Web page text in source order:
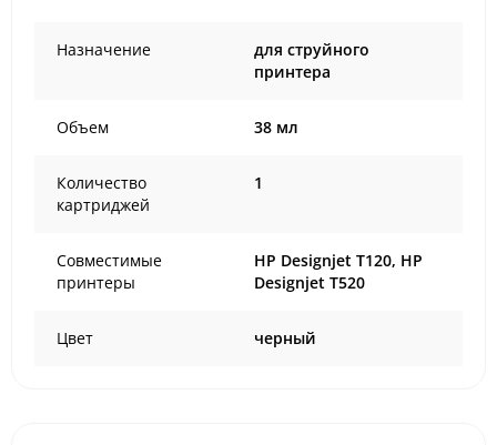
Назначение
для струйного
принтера
Объем 38 мл
Количество
картриджей
1
Совместимые
принтеры
HP Designjet T120, HP
Designjet T520
Цвет черный